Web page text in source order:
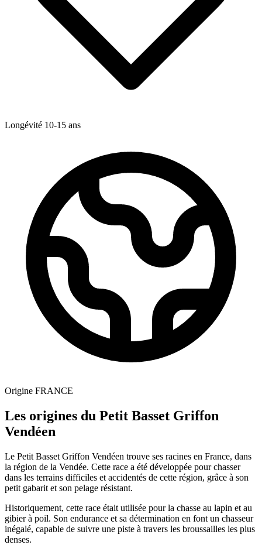
Longévité 10-15 ans
Origine FRANCE
Les origines du Petit Basset Griffon
Vendéen
Le Petit Basset Griffon Vendéen trouve ses racines en France, dans
la région de la Vendée. Cette race a été développée pour chasser
dans les terrains difficiles et accidentés de cette région, grâce à son
petit gabarit et son pelage résistant.
Historiquement, cette race était utilisée pour la chasse au lapin et au
gibier à poil. Son endurance et sa détermination en font un chasseur
inégalé, capable de suivre une piste à travers les broussailles les plus
denses.